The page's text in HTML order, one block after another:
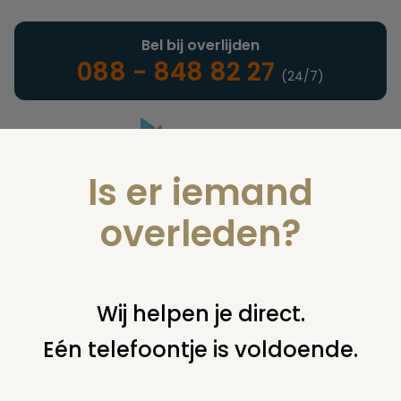
Landelijke uitvaartonderneming
Bel bij overlijden
088 - 848 82 27 (24/7)
U bent hier: home juridisch overige uitvaartplechtigheid
begraven zonder kennisgeving nabestaanden
Is er iemand
overleden?
Wij helpen je direct.
Eén telefoontje is voldoende.